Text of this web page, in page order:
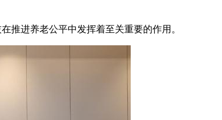
推进养老公平中发挥着至关重要的作用。